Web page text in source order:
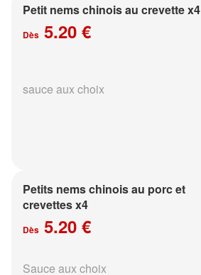
Petit nems chinois au crevette x4
Dès 5.20 €
sauce aux choix
Petits nems chinois au porc et
crevettes x4
Dès 5.20 €
Sauce aux choix